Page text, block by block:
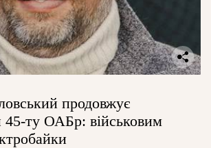
продовжує
45-ту ОАБр: військовим